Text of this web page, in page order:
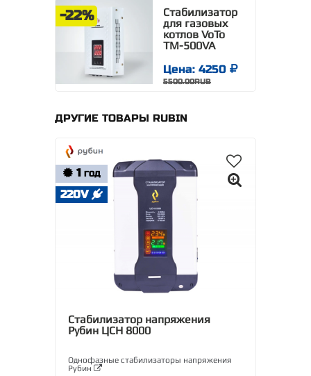
-22%
Стабилизатор
для газовых
котлов VoTo
TM-500VA
Цена: 4250
5500.00RUB
ДРУГИЕ ТОВАРЫ RUBIN
1 ГОД
220V
Стабилизатор напряжения
Рубин ЦСН 8000
Однофазные стабилизаторы напряжения
Рубин